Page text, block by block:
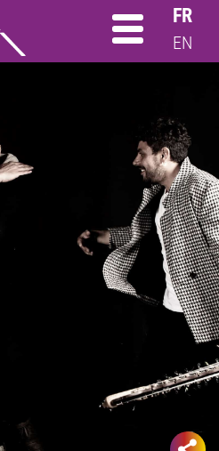
FR
EN